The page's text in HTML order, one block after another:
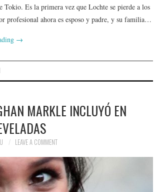
Es la primera vez que Lochte se pierde a los
profesional ahora es esposo y padre, y su familia…
→
MARKLE INCLUYÓ EN
LEAVE A COMMENT